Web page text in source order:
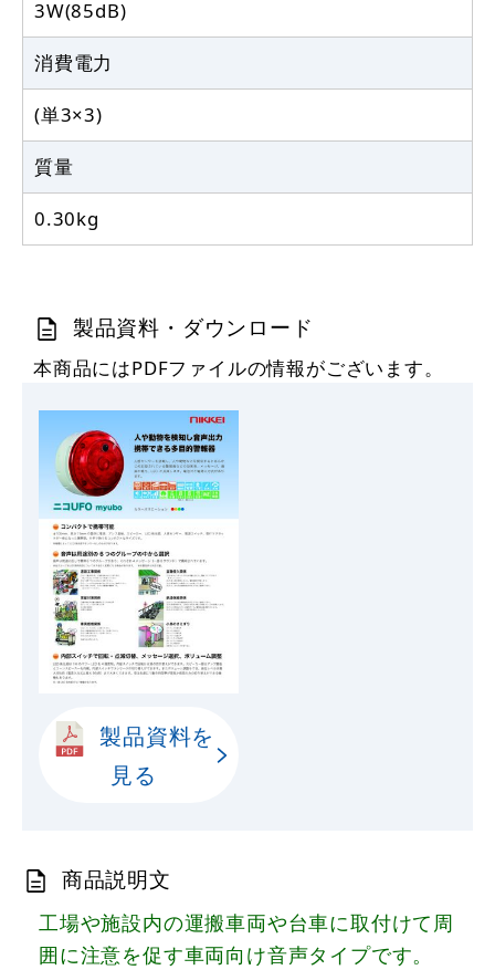
3W(85dB)
消費電力
(単3×3)
質量
0.30kg
製品資料・ダウンロード
本商品にはPDFファイルの情報がございます。
製品資料を
見る
商品説明文
工場や施設内の運搬車両や台車に取付けて周
囲に注意を促す車両向け音声タイプです。